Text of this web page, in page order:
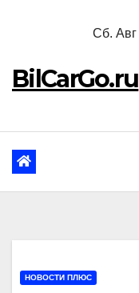
Сб. Авг
BilCarGo.ru
НОВОСТИ ПЛЮС